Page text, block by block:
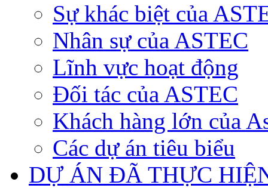
Sự khác biệt của
Nhân sự của ASTEC
Lĩnh vực hoạt động
Đối tác của ASTEC
Khách hàng lớn của
Các dự án tiêu biểu
DỰ ÁN ĐÃ THỰC